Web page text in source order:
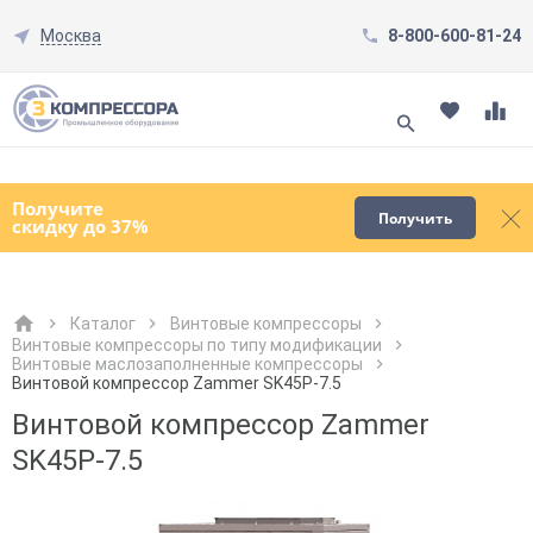
Москва 8-800-600-81-24
Получите
скидку до 37% Получить
Смотреть все товары
Каталог
Винтовые компрессоры
Винтовые компрессоры по типу модификации
Винтовые маслозаполненные компрессоры
Винтовой компрессор Zammer SK45Р-7.5
Винтовой компрессор Zammer
SK45Р-7.5
Как к Вам обращаться?
Телефон
Как к Вам обращаться?
Телефон
Город доставки
Как к Вам обращаться?
Как к Вам обращаться?
Телефон